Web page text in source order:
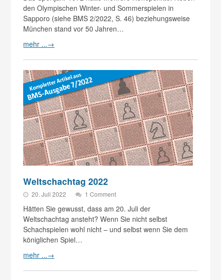
den Olympischen Winter- und Sommerspielen in
Sapporo (siehe BMS 2/2022, S. 46) beziehungsweise
München stand vor 50 Jahren…
mehr ...→
Weltschachtag 2022
20. Juli 2022 1 Comment
Hätten Sie gewusst, dass am 20. Juli der
Weltschachtag ansteht? Wenn Sie nicht selbst
Schachspielen wohl nicht – und selbst wenn Sie dem
königlichen Spiel…
mehr ...→